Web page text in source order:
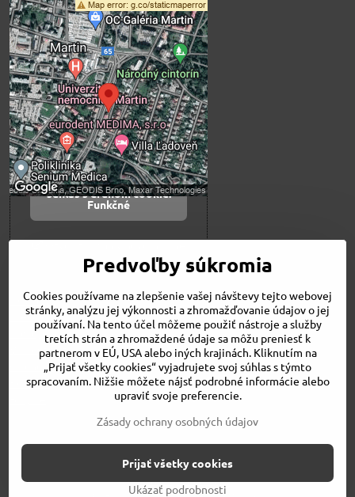
Externý obsah je
blokovaný Voľbami
súkromia
Prajete si načítať externý obsah?
Povoliť tentokrát
Povoliť a zapamätať -
súhlas s druhom cookie:
Funkčné
Otvoriť obsah v novom okne
Novinky
Niečo o nás
Naša ponuka
Veľkostné tabuľky
Obchodné podmienky
Kontakt
©2026Copyright
Predvoľby súkromiaZásady ochrany osobných údajov
Stav objednávky
Predvoľby súkromia
Cookies používame na zlepšenie vašej návštevy tejto webovej
stránky, analýzu jej výkonnosti a zhromažďovanie údajov o jej
používaní. Na tento účel môžeme použiť nástroje a služby
tretích strán a zhromaždené údaje sa môžu preniesť k
partnerom v EÚ, USA alebo iných krajinách. Kliknutím na
„Prijať všetky cookies“ vyjadrujete svoj súhlas s týmto
spracovaním. Nižšie môžete nájsť podrobné informácie alebo
upraviť svoje preferencie.
Zásady ochrany osobných údajov
Ukázať podrobnosti
Prijať všetky cookies